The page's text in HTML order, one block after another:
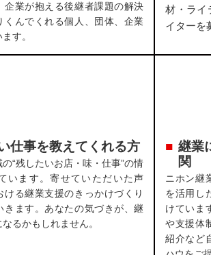
企業が抱える後継者課題の解決
くんでくれる個人、団体、企業
す。
材・ライ
イターを
仕事を教えてくれる方
“残したいお店・味・仕事”の情
います。寄せていただいた声
ける継業支援のきっかけづくり
きます。あなたの気づきが、継
るかもしれません。
継業
関
ニホン継
を活用し
けていま
や支援体
紹介など